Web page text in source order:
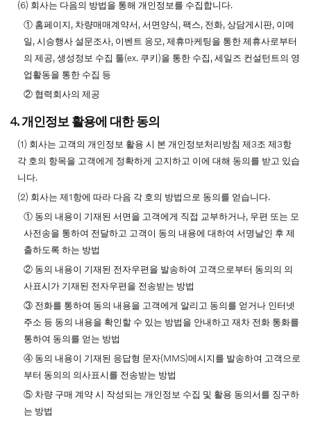
(6) 회사는 다음의 방법을 통해 개인정보를 수집합니다.
① 홈페이지, 차량매매계약서, 서면양식, 팩스, 전화, 상담게시판, 이메
일, 시승행사 설문조사, 이벤트 응모, 제휴마케팅을 통한 제휴사로부터
의 제공, 생성정보 수집 툴(ex. 쿠키)을 통한 수집, 세일즈 컨설턴트의 영
업활동을 통한 수집 등
② 협력회사의 제공
4. 개인정보 활용에 대한 동의
(1) 회사는 고객의 개인정보 활용 시 본 개인정보처리방침 제3조 제3항
각 호의 항목을 고객에게 정확하게 고지하고 이에 대해 동의를 받고 있습
니다.
(2) 회사는 제1항에 따라 다음 각 호의 방법으로 동의를 얻습니다.
① 동의 내용이 기재된 서면을 고객에게 직접 교부하거나, 우편 또는 모
사전송을 통하여 전달하고 고객이 동의 내용에 대하여 서명날인 후 제
출하도록 하는 방법
② 동의 내용이 기재된 전자우편을 발송하여 고객으로부터 동의의 의
사표시가 기재된 전자우편을 전송받는 방법
③ 전화를 통하여 동의 내용을 고객에게 알리고 동의를 얻거나 인터넷
주소 등 동의 내용을 확인할 수 있는 방법을 안내하고 재차 전화 통화를
통하여 동의를 얻는 방법
④ 동의 내용이 기재된 응답형 문자(MMS)메시지를 발송하여 고객으로
부터 동의의 의사표시를 전송받는 방법
⑤ 차량 구매 계약 시 작성되는 개인정보 수집 및 활용 동의서를 징구하
는 방법